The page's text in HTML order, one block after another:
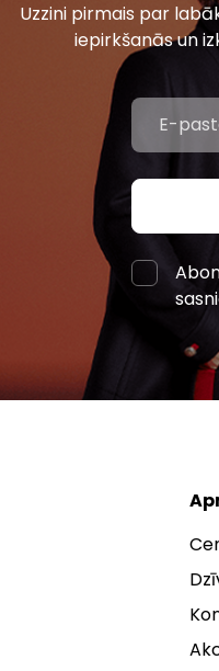
Uzzini pirmais par
iepirkšanās un